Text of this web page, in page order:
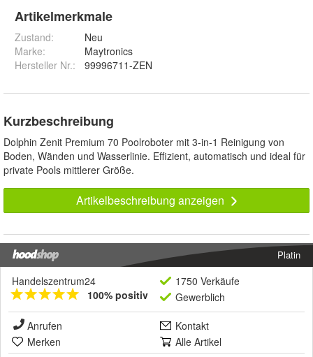
Artikelmerkmale
Zustand:
Neu
Marke:
Maytronics
Hersteller Nr.:
99996711-ZEN
Kurzbeschreibung
Dolphin Zenit Premium 70 Poolroboter mit 3-in-1 Reinigung von
Boden, Wänden und Wasserlinie. Effizient, automatisch und ideal für
private Pools mittlerer Größe.
Artikelbeschreibung anzeigen
Platin
Handelszentrum24
100% positiv
1750 Verkäufe
Gewerblich
Anrufen
Kontakt
Merken
Alle Artikel